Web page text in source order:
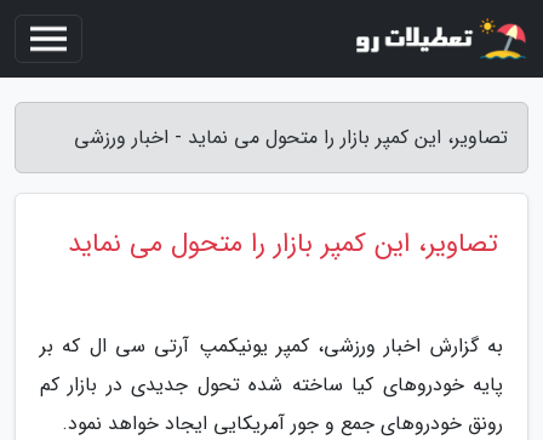
تصاویر، این کمپر بازار را متحول می نماید - اخبار ورزشی
تصاویر، این کمپر بازار را متحول می نماید
به گزارش اخبار ورزشی، کمپر یونیکمپ آرتی سی ال که بر
پایه خودروهای کیا ساخته شده تحول جدیدی در بازار کم
رونق خودروهای جمع و جور آمریکایی ایجاد خواهد نمود.